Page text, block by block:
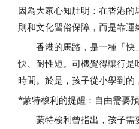
因為大家心知肚明：在香港的
則和文化習俗保障，而是靠運
香港的馬路，是一種「快
快、耐性短。司機覺得讓行是
時間。於是，孩子從小學到的
*蒙特梭利的提醒：自由需要
蒙特梭利曾指出，孩子需